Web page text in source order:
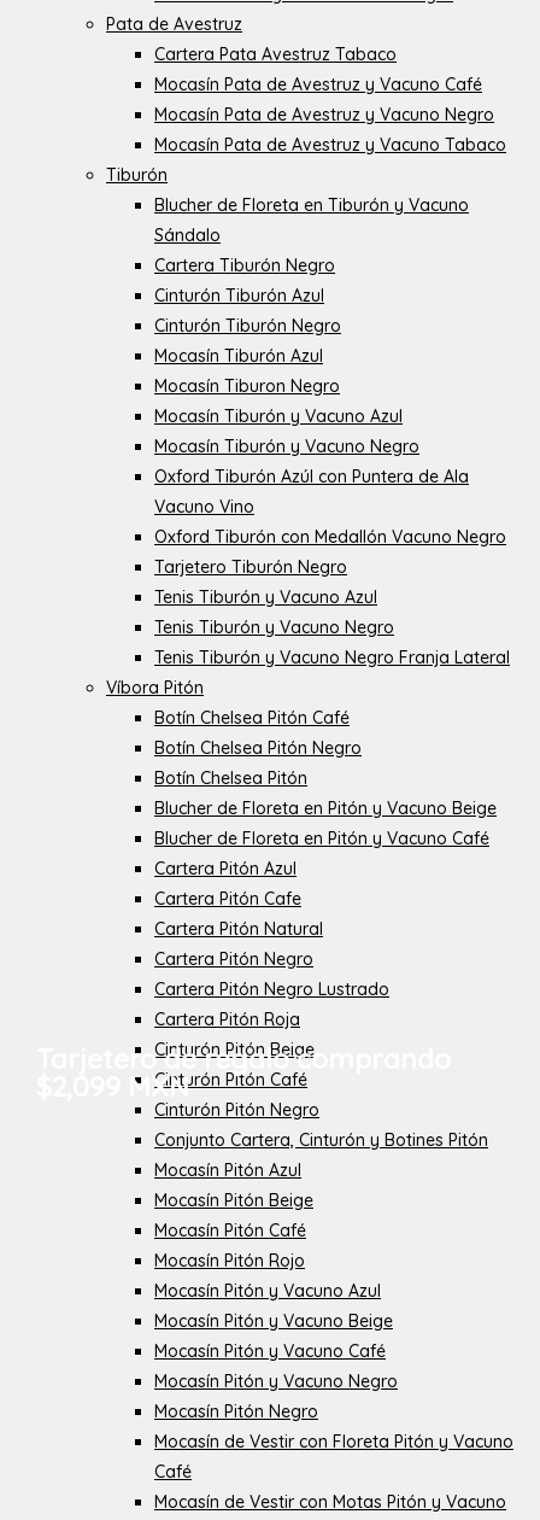
Pata de Avestruz
Cartera Pata Avestruz Tabaco
Mocasín Pata de Avestruz y Vacuno Café
Mocasín Pata de Avestruz y Vacuno Negro
Mocasín Pata de Avestruz y Vacuno Tabaco
Tiburón
Blucher de Floreta en Tiburón y Vacuno
Sándalo
Cartera Tiburón Negro
Cinturón Tiburón Azul
Cinturón Tiburón Negro
Mocasín Tiburón Azul
Mocasín Tiburon Negro
Mocasín Tiburón y Vacuno Azul
Mocasín Tiburón y Vacuno Negro
Oxford Tiburón Azúl con Puntera de Ala
Vacuno Vino
Oxford Tiburón con Medallón Vacuno Negro
Tarjetero Tiburón Negro
Tenis Tiburón y Vacuno Azul
Tenis Tiburón y Vacuno Negro
Tenis Tiburón y Vacuno Negro Franja Lateral
Víbora Pitón
Botín Chelsea Pitón Café
Botín Chelsea Pitón Negro
Botín Chelsea Pitón
Blucher de Floreta en Pitón y Vacuno Beige
Blucher de Floreta en Pitón y Vacuno Café
Cartera Pitón Azul
Cartera Pitón Cafe
Cartera Pitón Natural
Cartera Pitón Negro
Cartera Pitón Negro Lustrado
Cartera Pitón Roja
Cinturón Pitón Beige
Cinturón Pitón Café
Cinturón Pitón Negro
Conjunto Cartera, Cinturón y Botines Pitón
Mocasín Pitón Azul
Mocasín Pitón Beige
Mocasín Pitón Café
Mocasín Pitón Rojo
Mocasín Pitón y Vacuno Azul
Mocasín Pitón y Vacuno Beige
Mocasín Pitón y Vacuno Café
Mocasín Pitón y Vacuno Negro
Mocasín Pitón Negro
Mocasín de Vestir con Floreta Pitón y Vacuno
Café
Mocasín de Vestir con Motas Pitón y Vacuno
Tarjetero de regalo comprando
$2,099 MXN